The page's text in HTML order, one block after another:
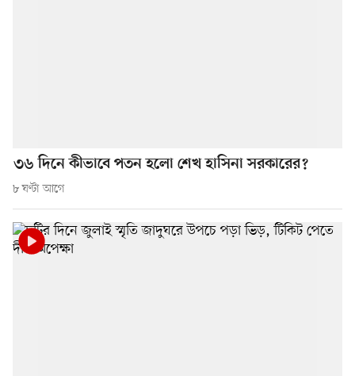
৩৬ দিনে কীভাবে পতন হলো শেখ হাসিনা সরকারের?
৮ ঘণ্টা আগে